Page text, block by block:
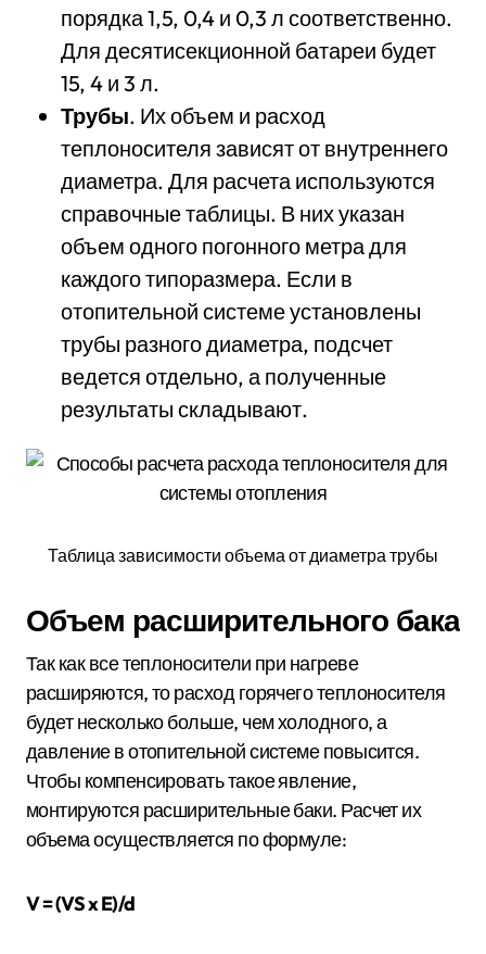
порядка 1,5, 0,4 и 0,3 л соответственно.
Для десятисекционной батареи будет
15, 4 и 3 л.
Трубы. Их объем и расход
теплоносителя зависят от внутреннего
диаметра. Для расчета используются
справочные таблицы. В них указан
объем одного погонного метра для
каждого типоразмера. Если в
отопительной системе установлены
трубы разного диаметра, подсчет
ведется отдельно, а полученные
результаты складывают.
Таблица зависимости объема от диаметра трубы
Объем расширительного бака
Так как все теплоносители при нагреве
расширяются, то расход горячего теплоносителя
будет несколько больше, чем холодного, а
давление в отопительной системе повысится.
Чтобы компенсировать такое явление,
монтируются расширительные баки. Расчет их
объема осуществляется по формуле:
V = (VS x E)/d